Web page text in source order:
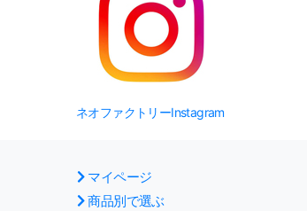
ネオファクトリーInstagram
マイページ
商品別で選ぶ